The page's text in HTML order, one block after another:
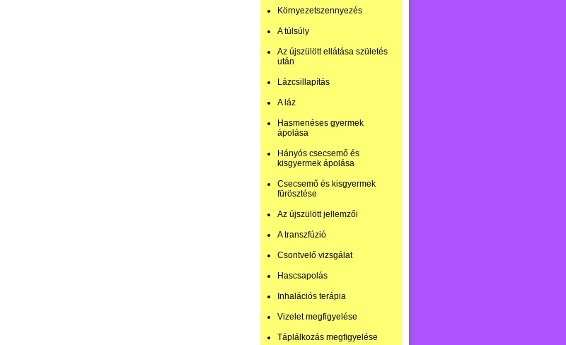
Környezetszennyezés
A túlsúly
Az újszülött ellátása születés
után
Lázcsillapítás
A láz
Hasmenéses gyermek
ápolása
Hányós csecsemő és
kisgyermek ápolása
Csecsemő és kisgyermek
fürösztése
Az újszülött jellemzői
A transzfúzió
Csontvelő vizsgálat
Hascsapolás
Inhalációs terápia
Vizelet megfigyelése
Táplálkozás megfigyelése